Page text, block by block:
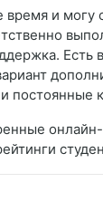
и могу